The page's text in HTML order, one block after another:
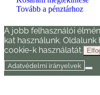
kosárban
Tovább a pénztárhoz
A jobb felhasználói
kat használunk.
cookie-k használatát.
Adatvédelmi irányelvek